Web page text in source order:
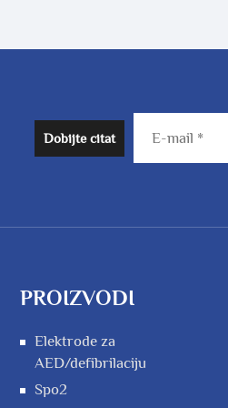
Dobijte citat
PROIZVODI
Elektrode za
AED/defibrilaciju
Spo2